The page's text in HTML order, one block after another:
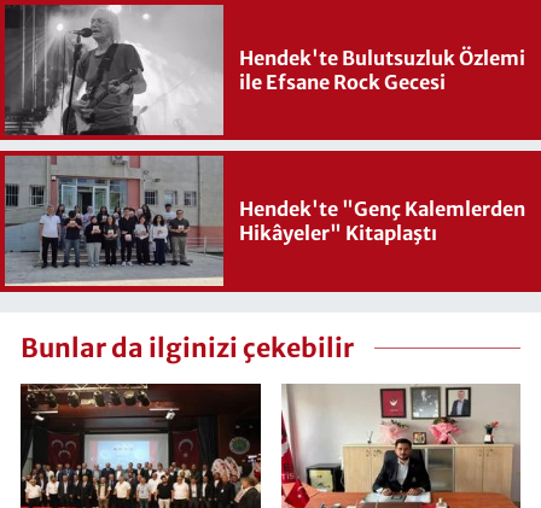
Hendek'te Bulutsuzluk Özlemi
ile Efsane Rock Gecesi
Hendek'te "Genç Kalemlerden
Hikâyeler" Kitaplaştı
Bunlar da ilginizi çekebilir